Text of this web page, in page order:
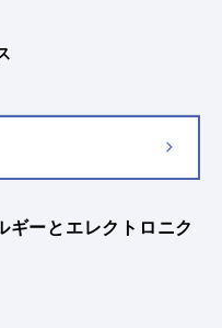
ーとエレクトロニク